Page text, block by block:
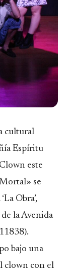
cultural
Espíritu
este
se
Obra’,
la Avenida
bajo una
clown con el